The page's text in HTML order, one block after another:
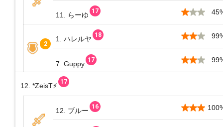
11. らーゆ
1. ハレルヤ
7. Guppy
12. *ZeisT⚡️
12. ブルー